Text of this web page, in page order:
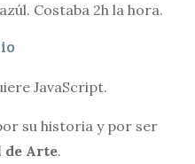
Costaba 2h la hora.
JavaScript.
su historia y por ser
de Arte.